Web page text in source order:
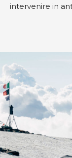
intervenire in